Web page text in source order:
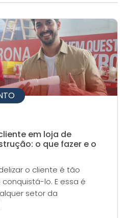
em loja de
o que fazer e o
o cliente é tão
lo. E essa é
setor da